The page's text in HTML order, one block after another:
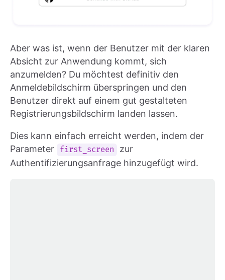
Aber was ist, wenn der Benutzer mit der klaren
Absicht zur Anwendung kommt, sich
anzumelden? Du möchtest definitiv den
Anmeldebildschirm überspringen und den
Benutzer direkt auf einem gut gestalteten
Registrierungsbildschirm landen lassen.
Dies kann einfach erreicht werden, indem der
Parameter
first_screen
zur
Authentifizierungsanfrage hinzugefügt wird.